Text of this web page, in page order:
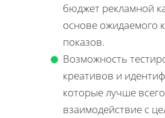
бюджет рекламной
основе ожидаемого
показов.
Возможность
креативов и
которые лучше
взаимодействие с